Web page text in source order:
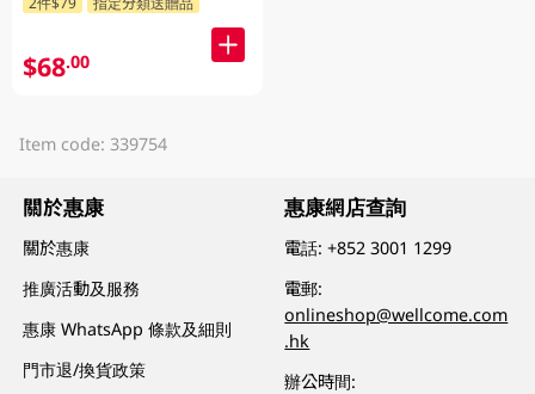
機發貨)
$68.00
Item code: 339754
關於惠康
關於惠康
推廣活動及服務
惠康 WhatsApp 條款及細則
門市退/換貨政策
惠康網店查詢
電話:+852 3001 1299
電郵:
onlineshop@wellcome.com
.hk
辦公時間: